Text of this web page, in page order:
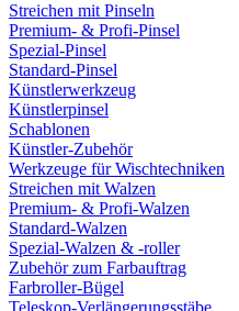
Streichen mit Pinseln
Premium- & Profi-Pinsel
Spezial-Pinsel
Standard-Pinsel
Künstlerwerkzeug
Künstlerpinsel
Schablonen
Künstler-Zubehör
Werkzeuge für Wischtechniken
Streichen mit Walzen
Premium- & Profi-Walzen
Standard-Walzen
Spezial-Walzen & -roller
Zubehör zum Farbauftrag
Farbroller-Bügel
Teleskop-Verlängerungsstäbe